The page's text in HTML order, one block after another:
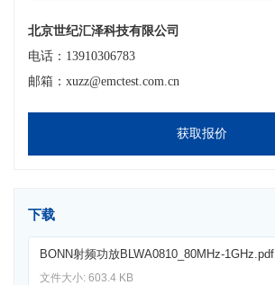
北京世纪汇泽科技有限公司
电话：13910306783
邮箱：xuzz@emctest.com.cn
获取报价
下载
BONN射频功放BLWA0810_80MHz-1GHz.pdf
文件大小: 603.4 KB